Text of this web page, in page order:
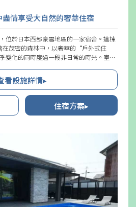
情享受大自然的奢華住宿
位於日本西部豪雪地區的一家宿舍。這棟
在茂密的森林中，以奢華的“戶外式住
變化的同時度過一段非日常的時光。室內
保持鞋子的客廳以及可觀賞影片的投影機
看設施詳情▸
住宿方案▸